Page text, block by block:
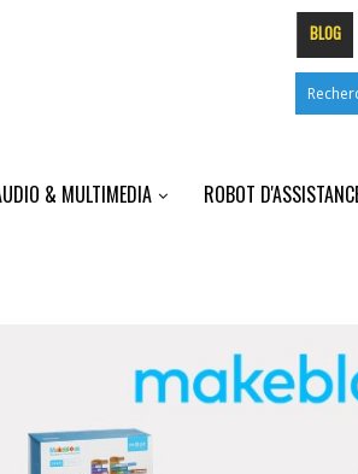
BLOG
& MULTIMEDIA ROBOT